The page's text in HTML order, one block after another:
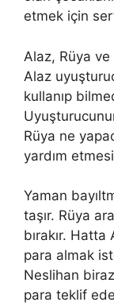
etmek için
Alaz, Rüya
Alaz
kullanıp
Rüya ne
yardım
Yaman
taşır. Rüya
bırakır. Hatta
para almak
Neslihan
para teklif